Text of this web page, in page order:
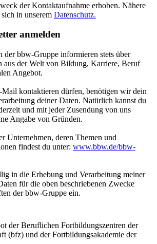
der Kontaktaufnahme erhoben. Nähere
in unserem Datenschutz.
anmelden
der bbw-Gruppe informieren stets über
aus der Welt von Bildung, Karriere, Beruf
Angebot.
kontaktieren dürfen, benötigen wir dein
deiner Daten. Natürlich kannst du
und mit jeder Zusendung von uns
Angabe von Gründen.
Unternehmen, deren Themen und
findest du unter: www.bbw.de/bbw-
in die Erhebung und Verarbeitung meiner
für die oben beschriebenen Zwecke
der bbw-Gruppe ein.
der Beruflichen Fortbildungszentren der
(bfz) und der Fortbildungsakademie der